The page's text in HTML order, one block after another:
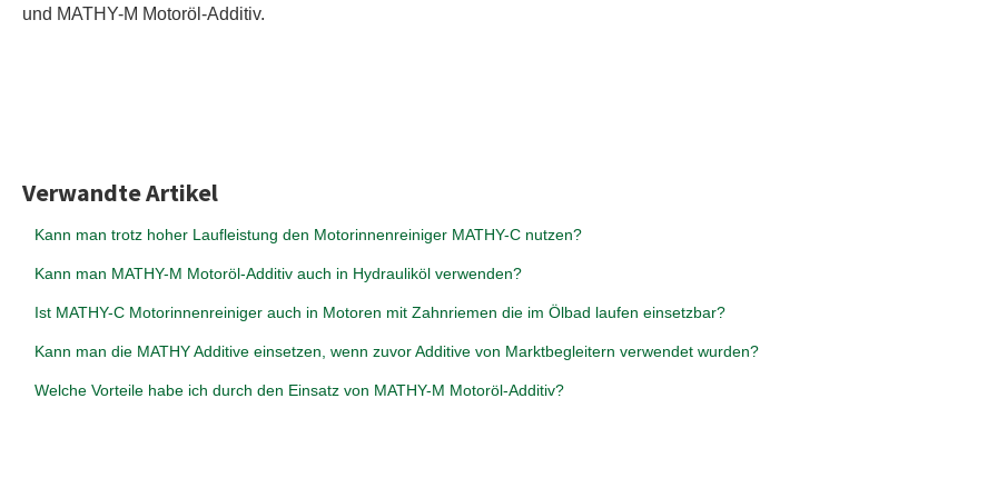
und MATHY-M Motoröl-Additiv.
Verwandte Artikel
Kann man trotz hoher Laufleistung den Motorinnenreiniger MATHY-C nutzen?
Kann man MATHY-M Motoröl-Additiv auch in Hydrauliköl verwenden?
Ist MATHY-C Motorinnenreiniger auch in Motoren mit Zahnriemen die im Ölbad laufen einsetzbar?
Kann man die MATHY Additive einsetzen, wenn zuvor Additive von Marktbegleitern verwendet wurden?
Welche Vorteile habe ich durch den Einsatz von MATHY-M Motoröl-Additiv?